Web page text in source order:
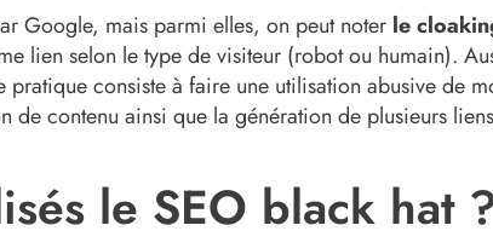
Google, mais parmi elles, on peut noter le
lien selon le type de visiteur (robot ou humain).
pratique consiste à faire une utilisation abusive de
contenu ainsi que la génération de plusieurs
le SEO black hat